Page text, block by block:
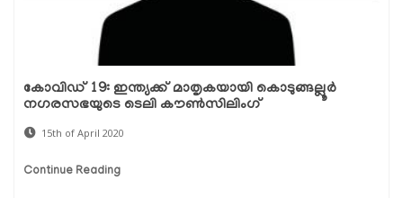
കോവിഡ് 19: ഇന്ത്യക്ക് മാതൃകയായി കൊടുങ്ങല്ലൂര്‍
നഗരസഭയുടെ ടെലി കൗണ്‍സിലിംഗ്
15th of April 2020
Continue Reading